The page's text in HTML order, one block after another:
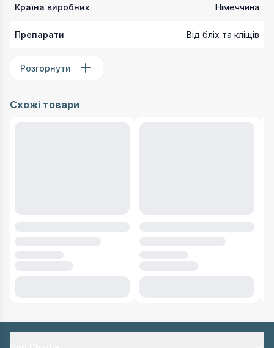
Країна виробник Німеччина
Препарати Від бліх та кліщів
Розгорнути
Схожі товари